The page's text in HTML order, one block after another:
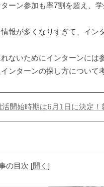
ーン参加も率7割を超え、
報が多くなりすぎて、イン
ないためにインターンには
ンターンの探し方について
開始時期は6月1日に決定！
の目次 [開く ]